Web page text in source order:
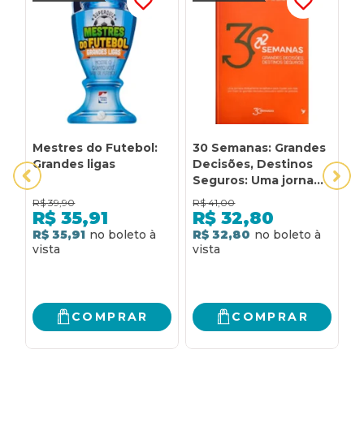
Mestres do Futebol:
Grandes ligas
R$ 39,90
R$ 35,91
R$ 35,91
COMPRAR
30 Semanas: Grandes
Decisões, Destinos
Seguros: Uma jornada
biblicamente
terapêutica para
mudar sua vida, por
meio de grandes
R$ 41,00
R$ 32,80
R$ 32,80
COMPRAR